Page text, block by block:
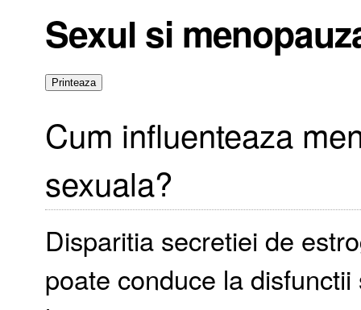
Sexul si
Cum influenteaza
sexuala?
Disparitia secretiei de
poate conduce la